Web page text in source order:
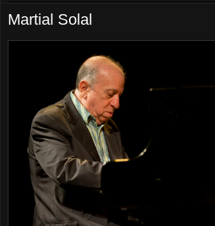
Martial Solal